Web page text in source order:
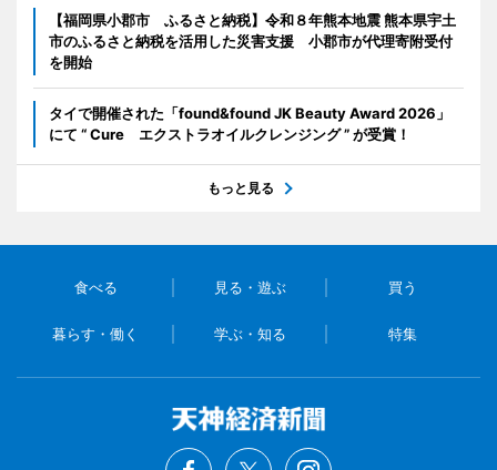
【福岡県小郡市 ふるさと納税】令和８年熊本地震 熊本県宇土
市のふるさと納税を活用した災害支援 小郡市が代理寄附受付
を開始
タイで開催された「found&found JK Beauty Award 2026」
にて “ Cure エクストラオイルクレンジング ” が受賞！
もっと見る
食べる 見る・遊ぶ 買う
暮らす・働く 学ぶ・知る 特集